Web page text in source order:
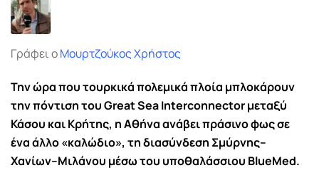
Γράφει οΜουρτζούκος Χρήστος
Την ώρα που τουρκικά πολεμικά πλοία μπλοκάρουν
την πόντιση του Great Sea Interconnector μεταξύ
Κάσου και Κρήτης, η Αθήνα ανάβει πράσινο φως σε
ένα άλλο «καλώδιο», τη διασύνδεση Σμύρνης–
Χανίων–Μιλάνου μέσω του υποθαλάσσιου BlueMed.